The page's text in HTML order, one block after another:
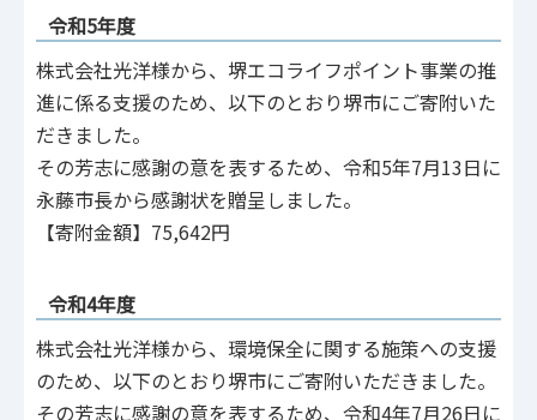
令和5年度
株式会社光洋様から、堺エコライフポイント事業の推
進に係る支援のため、以下のとおり堺市にご寄附いた
だきました。
その芳志に感謝の意を表するため、令和5年7月13日に
永藤市長から感謝状を贈呈しました。
【寄附金額】75,642円
令和4年度
株式会社光洋様から、環境保全に関する施策への支援
のため、以下のとおり堺市にご寄附いただきました。
その芳志に感謝の意を表するため、令和4年7月26日に